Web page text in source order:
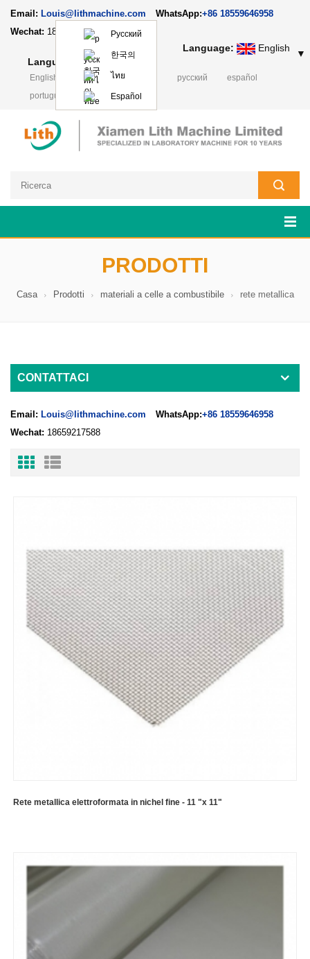
Email: Louis@lithmachine.com WhatsApp:+86 18559646958
Wechat: 18659217588
Language: English ▼
Language: English
Русский
한국의
ไทย
Español
English français русский
español
português
日本語 Polski
PRODOTTI
Casa Prodotti materiali a celle a combustibile rete metallica
CONTATTACI
Email: Louis@lithmachine.com WhatsApp:+86 18559646958
Wechat: 18659217588
Rete metallica elettroformata in nichel fine - 11 "x 11"